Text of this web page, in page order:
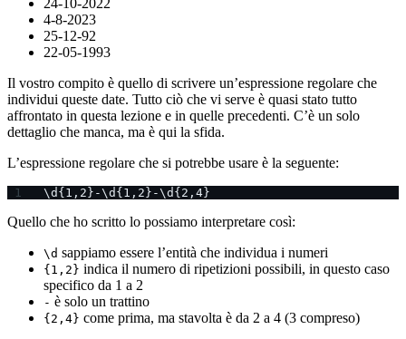
4-8-2023
25-12-92
22-05-1993
Il vostro compito è quello di scrivere un’espressione regolare che
individui queste date. Tutto ciò che vi serve è quasi stato tutto
affrontato in questa lezione e in quelle precedenti. C’è un solo
dettaglio che manca, ma è qui la sfida.
L’espressione regolare che si potrebbe usare è la seguente:
\d{1,2}-\d{1,2}-\d{2,4}
Quello che ho scritto lo possiamo interpretare così:
\d sappiamo essere l’entità che individua i numeri
{1,2} indica il numero di ripetizioni possibili, in questo caso
specifico da 1 a 2
- è solo un trattino
{2,4} come prima, ma stavolta è da 2 a 4 (3 compreso)